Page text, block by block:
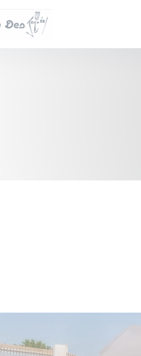
de vos choix en matière de